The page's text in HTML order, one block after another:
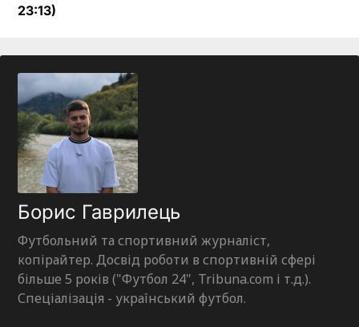
23:13)
Борис Гаврилець
Футбольний та спортивний журналіст,
копірайтер. Досвід роботи в спортивній сфері
більше 5 років ("Футбол 24", Tribuna.com і т.д.).
Спеціалізація - український футбол.